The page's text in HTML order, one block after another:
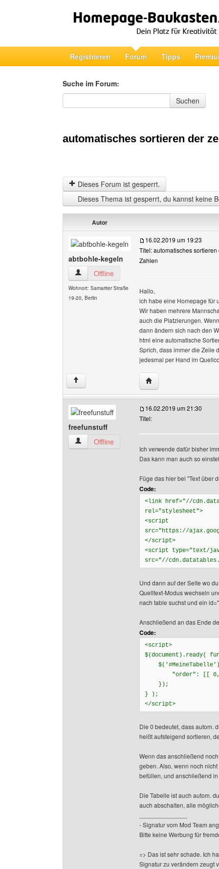
Registrieren Forum Tipps
Suche im Forum:
Suche im Forum
Suchen
automatisches sortieren der
Dieses Forum ist gesperrt.
Dieses Thema ist gesperrt, du kannst keine
Autor
abtbohle-kegeln
abtbohle-kegeln Benutzer-Profile anzeigen
Offline
Wohnort: Samariter Straße
19-20, Berlin
16.02.2019 um 19:23
Titel: automatisches
Zahlen
Hallo,
ich habe eine Homepage für
Wir haben mehrere
auch die Platzierungen.
dann ändern sich nach den
html eine automatische
Sprich, dass immer die Zeile
jedesmal per Hand im
↑ Website dieses
freefunstuff
freefunstuff Benutzer-Profile anzeigen
Offline
16.02.2019 um 21:30
Titel:
Ich verwende dafür bisher
Das kann man auch so
Füge das hier bei "Text über
Code:
<link href="//
rel="stylesheet">
<script
src="https://
</script>
<script type="text/
src="//
Und dann auf der Seite wo
Quelltext-Modus wechseln
nach table suchst und ein
Anschließend an das Ende
Code:
<script>
$(document).ready(
"order": [[ 0,
});
} );
</script>
Die 0 bedeutet, dass autom.
heißt aufsteigend sortieren,
Wenn das anschließend
geben. Also, wenn noch
befüllen, und anschließend
Die Tabelle ist auch autom.
auch abschalten, alle
- Signatur vom Mod Team
Bitte keine Werbung für
=> Das ist sehr schade. Ich
Signatur zu verändern zeugt